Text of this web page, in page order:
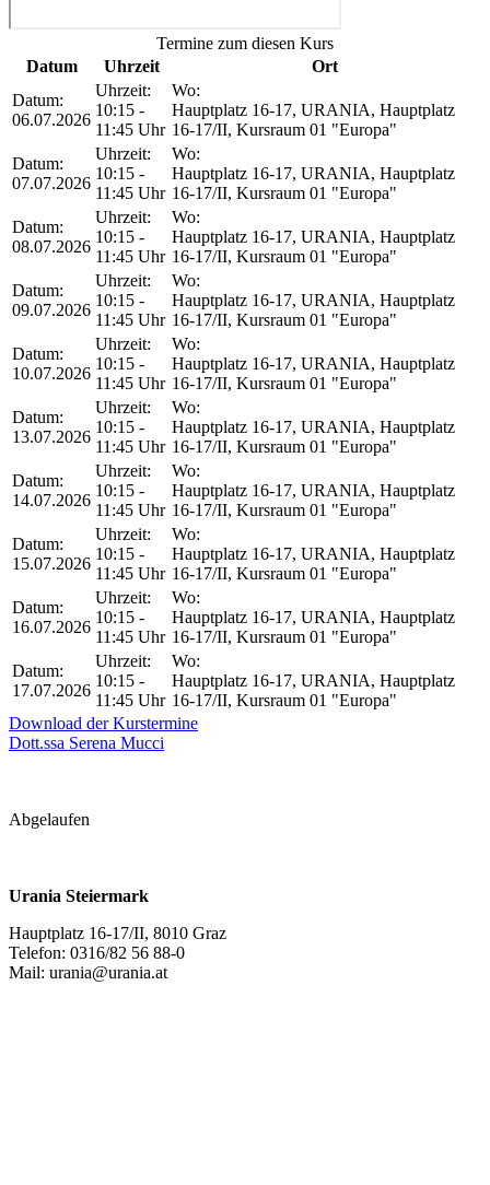
Termine zum diesen Kurs
Datum
Uhrzeit
Ort
Datum:
06.07.2026
Uhrzeit:
10:15 -
11:45 Uhr
Wo:
Hauptplatz 16-17, URANIA, Hauptplatz
16-17/II, Kursraum 01 "Europa"
Datum:
07.07.2026
Uhrzeit:
10:15 -
11:45 Uhr
Wo:
Hauptplatz 16-17, URANIA, Hauptplatz
16-17/II, Kursraum 01 "Europa"
Datum:
08.07.2026
Uhrzeit:
10:15 -
11:45 Uhr
Wo:
Hauptplatz 16-17, URANIA, Hauptplatz
16-17/II, Kursraum 01 "Europa"
Datum:
09.07.2026
Uhrzeit:
10:15 -
11:45 Uhr
Wo:
Hauptplatz 16-17, URANIA, Hauptplatz
16-17/II, Kursraum 01 "Europa"
Datum:
10.07.2026
Uhrzeit:
10:15 -
11:45 Uhr
Wo:
Hauptplatz 16-17, URANIA, Hauptplatz
16-17/II, Kursraum 01 "Europa"
Datum:
13.07.2026
Uhrzeit:
10:15 -
11:45 Uhr
Wo:
Hauptplatz 16-17, URANIA, Hauptplatz
16-17/II, Kursraum 01 "Europa"
Datum:
14.07.2026
Uhrzeit:
10:15 -
11:45 Uhr
Wo:
Hauptplatz 16-17, URANIA, Hauptplatz
16-17/II, Kursraum 01 "Europa"
Datum:
15.07.2026
Uhrzeit:
10:15 -
11:45 Uhr
Wo:
Hauptplatz 16-17, URANIA, Hauptplatz
16-17/II, Kursraum 01 "Europa"
Datum:
16.07.2026
Uhrzeit:
10:15 -
11:45 Uhr
Wo:
Hauptplatz 16-17, URANIA, Hauptplatz
16-17/II, Kursraum 01 "Europa"
Datum:
17.07.2026
Uhrzeit:
10:15 -
11:45 Uhr
Wo:
Hauptplatz 16-17, URANIA, Hauptplatz
16-17/II, Kursraum 01 "Europa"
Download der Kurstermine
Dott.ssa Serena Mucci
Abgelaufen
Urania Steiermark
Hauptplatz 16-17/II, 8010 Graz
Telefon: 0316/82 56 88-0
Mail: urania@urania.at